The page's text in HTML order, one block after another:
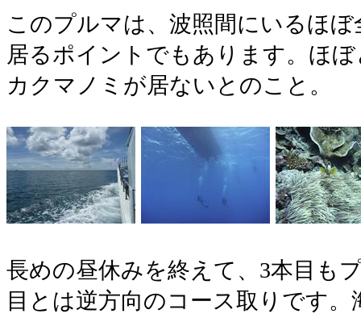
このプルマは、波照間にいるほ
居るポイントでもあります。ほ
カクマノミが居ないとのこと。
長めの昼休みを終えて、3本目も
目とは逆方向のコース取りです